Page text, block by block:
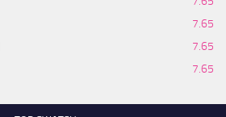
7.65
7.65
7.65